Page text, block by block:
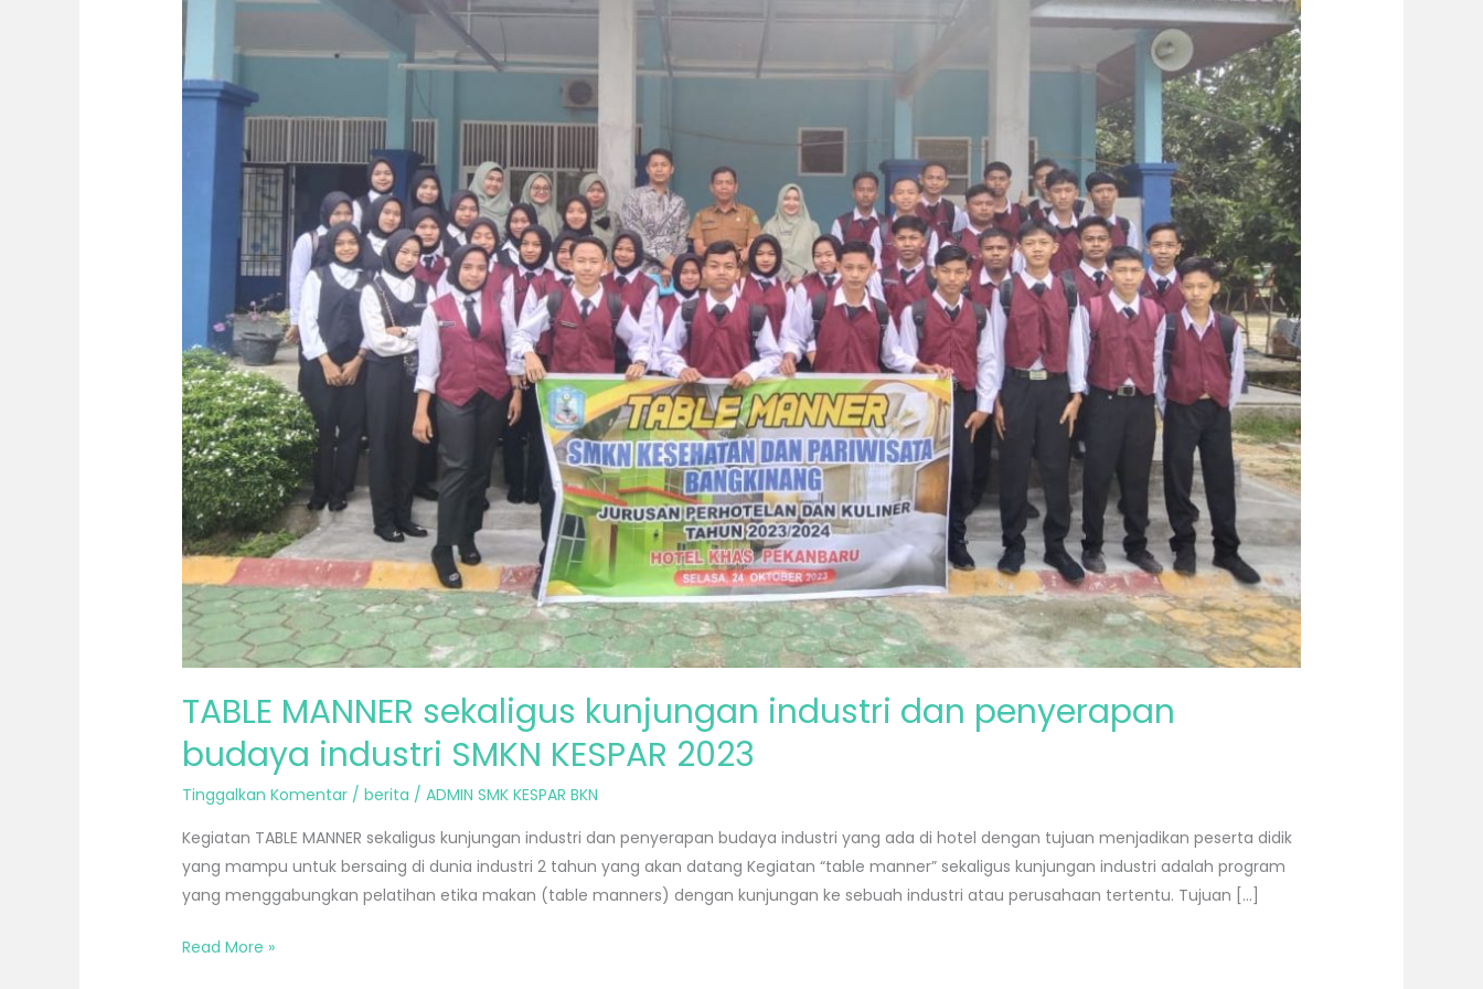
TABLE MANNER sekaligus kunjungan industri dan penyerapan
budaya industri SMKN KESPAR 2023
Tinggalkan Komentar /berita /ADMIN SMK KESPAR BKN
Kegiatan TABLE MANNER sekaligus kunjungan industri dan penyerapan budaya industri yang ada di hotel dengan tujuan menjadikan peserta didik
yang mampu untuk bersaing di dunia industri 2 tahun yang akan datang Kegiatan “table manner” sekaligus kunjungan industri adalah program
yang menggabungkan pelatihan etika makan (table manners) dengan kunjungan ke sebuah industri atau perusahaan tertentu. Tujuan […]
penyerapan
budaya
industri
SMKN
Read More »